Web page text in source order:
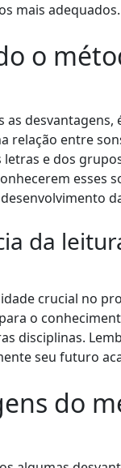
mais adequados.
o
as
relação entre
letras e dos
esses
da
crucial no
o
disciplinas.
seu futuro
do